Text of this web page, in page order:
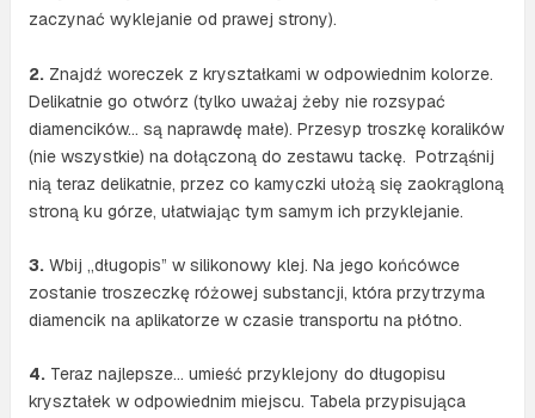
zaczynać wyklejanie od prawej strony).
2.Znajdź woreczek z kryształkami w odpowiednim kolorze.
Delikatnie go otwórz (tylko uważaj żeby nie rozsypać
diamencików… są naprawdę małe). Przesyp troszkę koralików
(nie wszystkie) na dołączoną do zestawu tackę. Potrząśnij
nią teraz delikatnie, przez co kamyczki ułożą się zaokrągloną
stroną ku górze, ułatwiając tym samym ich przyklejanie.
3.Wbij „długopis” w silikonowy klej. Na jego końcówce
zostanie troszeczkę różowej substancji, która przytrzyma
diamencik na aplikatorze w czasie transportu na płótno.
4.Teraz najlepsze… umieść przyklejony do długopisu
kryształek w odpowiednim miejscu. Tabela przypisująca